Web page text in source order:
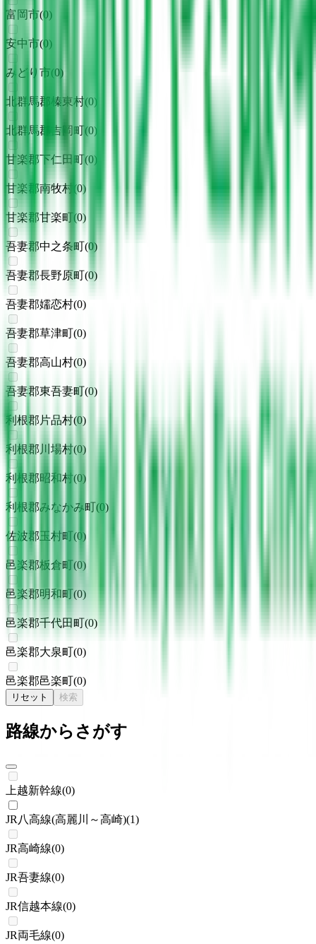
富岡市(0)
安中市(0)
みどり市(0)
北群馬郡榛東村(0)
北群馬郡吉岡町(0)
甘楽郡下仁田町(0)
甘楽郡南牧村 (0)
甘楽郡甘楽町(0)
吾妻郡中之条町(0)
吾妻郡長野原町(0)
吾妻郡嬬恋村(0)
吾妻郡草津町(0)
吾妻郡高山村(0)
吾妻郡東吾妻町(0)
利根郡片品村(0)
利根郡川場村(0)
利根郡昭和村(0)
利根郡みなかみ町(0)
佐波郡玉村町(0)
邑楽郡板倉町(0)
邑楽郡明和町(0)
邑楽郡千代田町(0)
邑楽郡大泉町(0)
邑楽郡邑楽町(0)
リセット 検索
路線からさがす
上越新幹線(0)
JR八高線(高麗川～高崎)(1)
JR高崎線(0)
JR吾妻線(0)
JR信越本線(0)
JR両毛線(0)